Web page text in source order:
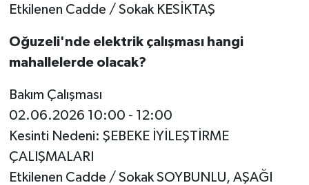
Etkilenen Cadde / Sokak KESİKTAŞ
Oğuzeli'nde elektrik çalışması hangi
mahallelerde olacak?
Bakım Çalışması
02.06.2026 10:00 - 12:00
Kesinti Nedeni: ŞEBEKE İYİLEŞTİRME
ÇALIŞMALARI
Etkilenen Cadde / Sokak SOYBUNLU, AŞAĞI